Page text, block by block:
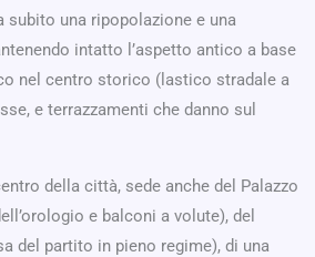
subito una ripopolazione e una
intatto l’aspetto antico a base
nel centro storico (lastico stradale a
e terrazzamenti che danno sul
della città, sede anche del Palazzo
e balconi a volute), del
del partito in pieno regime), di una